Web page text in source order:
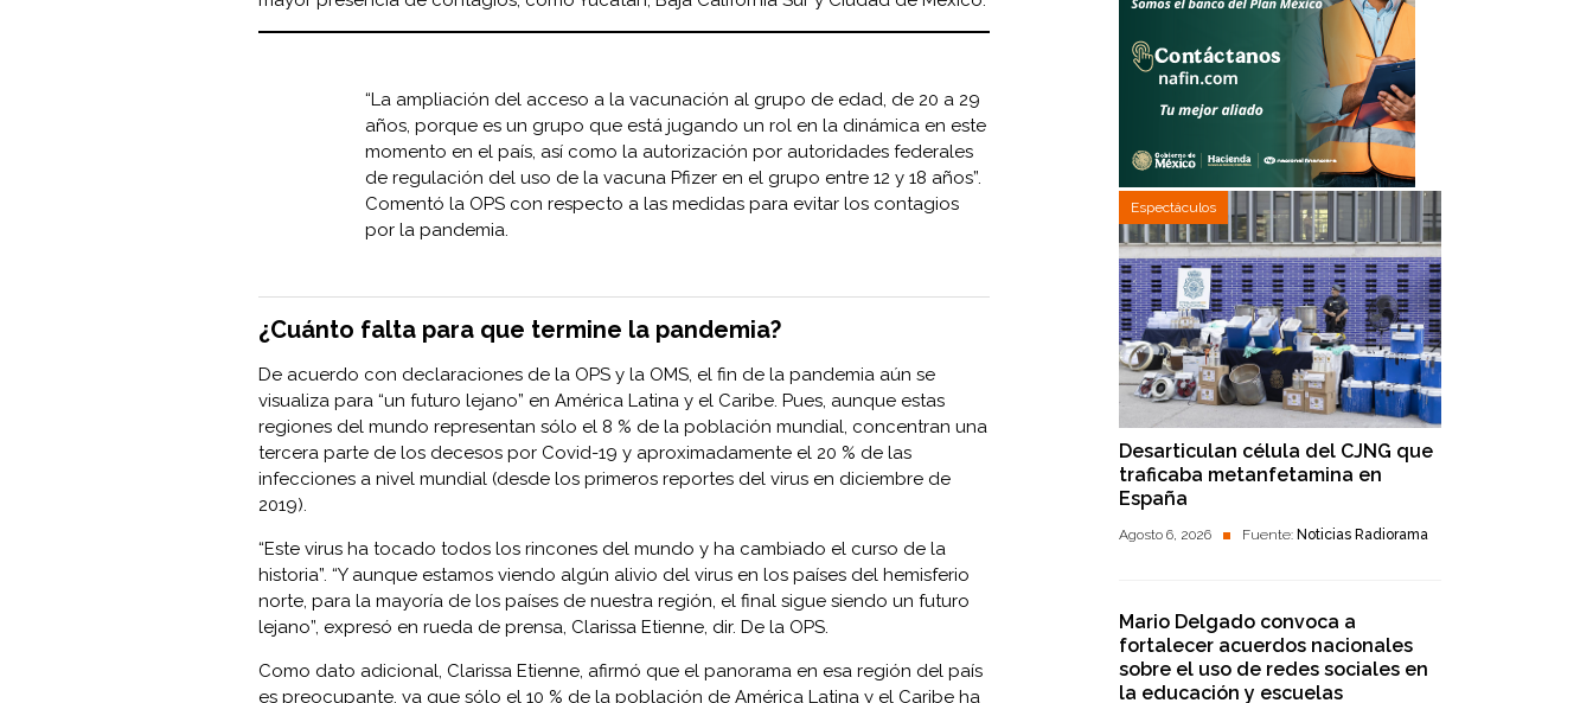
“La ampliación del acceso a la vacunación al grupo de edad, de 20 a 29
años, porque es un grupo que está jugando un rol en la dinámica en este
momento en el país, así como la autorización por autoridades federales
de regulación del uso de la vacuna Pfizer en el grupo entre 12 y 18 años”.
Comentó la OPS con respecto a las medidas para evitar los contagios
por la pandemia.
¿Cuánto falta para que termine la pandemia?
De acuerdo con declaraciones de la OPS y la OMS, el fin de la pandemia aún se
visualiza para “un futuro lejano” en América Latina y el Caribe. Pues, aunque estas
regiones del mundo representan sólo el 8 % de la población mundial, concentran una
tercera parte de los decesos por Covid-19 y aproximadamente el 20 % de las
infecciones a nivel mundial (desde los primeros reportes del virus en diciembre de
2019).
“Este virus ha tocado todos los rincones del mundo y ha cambiado el curso de la
historia”. “Y aunque estamos viendo algún alivio del virus en los países del hemisferio
norte, para la mayoría de los países de nuestra región, el final sigue siendo un futuro
lejano”, expresó en rueda de prensa, Clarissa Etienne, dir. De la OPS.
Como dato adicional, Clarissa Etienne, afirmó que el panorama en esa región del país
es preocupante, ya que sólo el 10 % de la población de América Latina y el Caribe ha
Espectáculos
Desarticulan célula del CJNG que
traficaba metanfetamina en
España
Agosto 6, 2026 Fuente: Noticias Radiorama
Mario Delgado convoca a
fortalecer acuerdos nacionales
sobre el uso de redes sociales en
la educación y escuelas